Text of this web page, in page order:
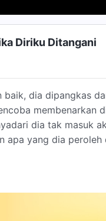
Diriku Ditangani
dia dipangkas
membenarkan
dia tak masuk
apa yang dia